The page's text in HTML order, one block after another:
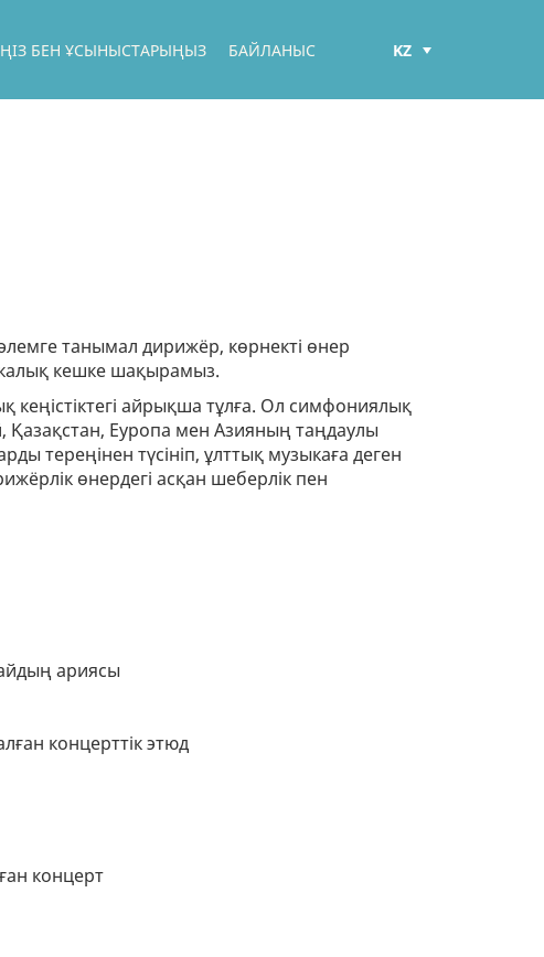
БЕН ҰСЫНЫСТАРЫҢЫЗ БАЙЛАНЫС
KZ
танымал дирижёр, көрнекті өнер
кешке шақырамыз.
айрықша тұлға. Ол симфониялық
Қазақстан, Еуропа мен Азияның таңдаулы
тереңінен түсініп, ұлттық музыкаға деген
өнердегі асқан шеберлік пен
ариясы
концерттік этюд
концерт